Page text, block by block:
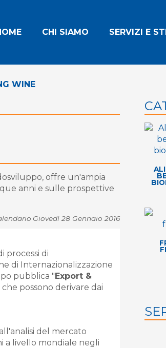
CHI SIAMO SERVIZI E
WINE
offre un'ampia
anni e sulle prospettive
Giovedì 28 Gennaio 2016
processi di
di Internazionalizzazione
pubblica "Export &
possono derivare dai
del mercato
a livello mondiale negli